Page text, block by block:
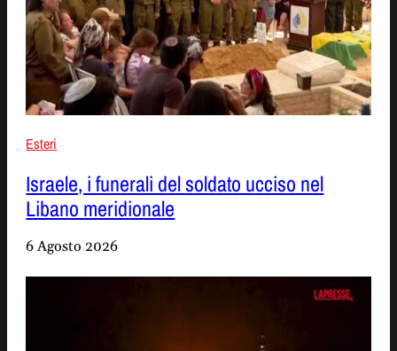
Esteri
Israele, i funerali del soldato ucciso nel
Libano meridionale
6 Agosto 2026